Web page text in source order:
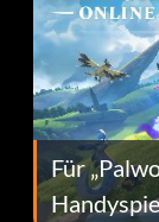
Für